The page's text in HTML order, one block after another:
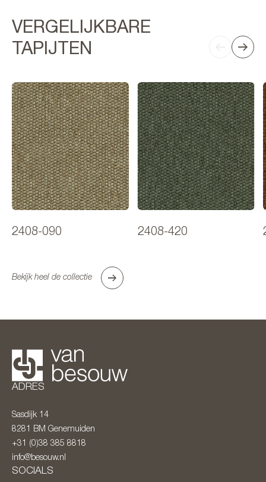
VERGELIJKBARE
TAPIJTEN
2408-090 2408-420
Bekijk heel de collectie
ADRES
Sasdijk 14
8281 BM Genemuiden
+31 (0)38 385 8818
info@besouw.nl
SOCIALS